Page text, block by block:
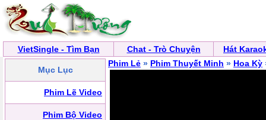
VietSingle - Tìm Bạn Chat - Trò Chuyện Hát
Mục Lục
Phim Lẽ Video
Phim Bộ Video
Phim Lẻ » Phim Thuyết Minh » Hoa Kỳ